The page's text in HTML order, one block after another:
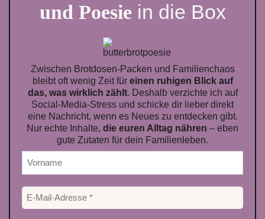
und Poesie in die Box
Zwischen Brotdosen-Packen und Familienchaos
bleibt oft wenig Zeit für einen ruhigen Blick auf
das, was wirklich zählt. Deshalb verzichte ich auf
Social-Media-Stress und schicke dir lieber direkt
eine Nachricht, wenn es Neues zu entdecken gibt.
Nur echte Inhalte, die euren Alltag nähren – eben
gute Zutaten für dein Familienleben.